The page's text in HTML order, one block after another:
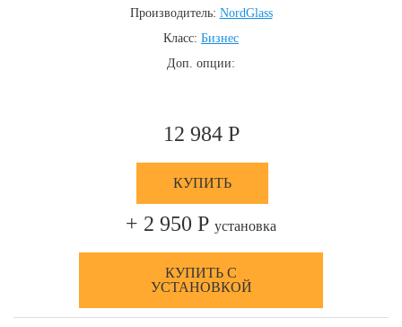
Производитель: NordGlass
Класс: Бизнес
Доп. опции:
12 984 Р
КУПИТЬ
+ 2 950 Р установка
КУПИТЬ С
УСТАНОВКОЙ